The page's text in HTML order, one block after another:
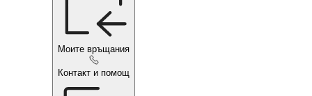
Моите връщания
Контакт и помощ